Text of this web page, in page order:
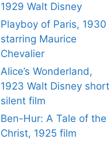
1929 Walt Disney
Playboy of Paris, 1930
starring Maurice
Chevalier
Alice’s Wonderland,
1923 Walt Disney short
silent film
Ben-Hur: A Tale of the
Christ, 1925 film